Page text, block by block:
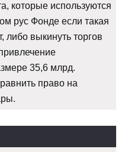
которые используются
рус Фонде если такая
либо выкинуть торгов
35,6 млрд.
право на